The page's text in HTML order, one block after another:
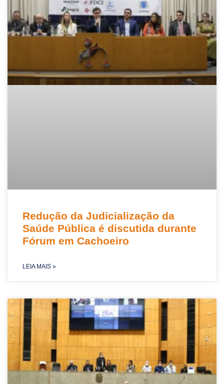
Redução da Judicialização da
Saúde Pública é discutida durante
Fórum em Cachoeiro
LEIA MAIS »